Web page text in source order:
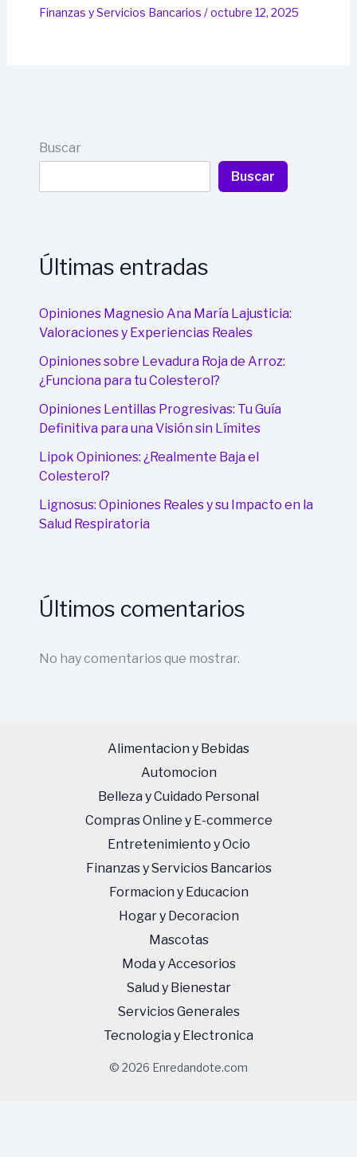
Finanzas y Servicios Bancarios /octubre 12, 2025
Buscar
Buscar
Últimas entradas
Opiniones Magnesio Ana María Lajusticia:
Valoraciones y Experiencias Reales
Opiniones sobre Levadura Roja de Arroz:
¿Funciona para tu Colesterol?
Opiniones Lentillas Progresivas: Tu Guía
Definitiva para una Visión sin Límites
Lipok Opiniones: ¿Realmente Baja el
Colesterol?
Lignosus: Opiniones Reales y su Impacto en la
Salud Respiratoria
Últimos comentarios
No hay comentarios que mostrar.
Alimentacion y Bebidas
Automocion
Belleza y Cuidado Personal
Compras Online y E-commerce
Entretenimiento y Ocio
Finanzas y Servicios Bancarios
Formacion y Educacion
Hogar y Decoracion
Mascotas
Moda y Accesorios
Salud y Bienestar
Servicios Generales
Tecnologi­a y Electronica
© 2026 Enredandote.com